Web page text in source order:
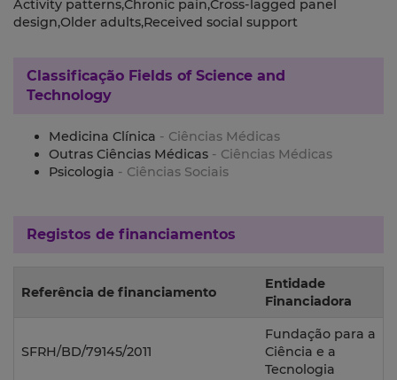
Activity patterns,Chronic pain,Cross-lagged panel
design,Older adults,Received social support
Classificação Fields of Science and
Technology
Medicina Clínica - Ciências Médicas
Outras Ciências Médicas - Ciências Médicas
Psicologia - Ciências Sociais
Registos de financiamentos
Referência de financiamento
Entidade
Financiadora
SFRH/BD/79145/2011
Fundação para a
Ciência e a
Tecnologia